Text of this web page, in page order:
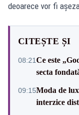
deoarece vor fi
CITEȘTE ȘI
08:21Ce este
secta
09:15Moda de
interzice